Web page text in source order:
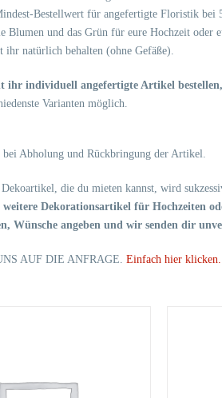
Bestellwert für angefertigte Floristik bei
Blumen und das Grün für eure Hochzeit oder
ihr natürlich behalten (ohne Gefäße).
ihr individuell angefertigte Artikel
Varianten möglich.
bei Abholung und Rückbringung der Artikel.
die du mieten kannst, wird
Dekorationsartikel für Hochzeiten
Wünsche angeben und wir senden dir
AUF DIE ANFRAGE. Einfach hier klicken.